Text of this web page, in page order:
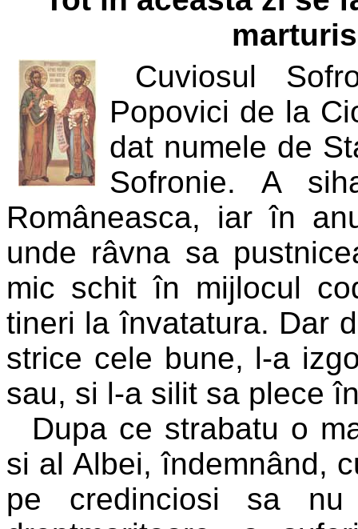
Cuviosul
Popovici de la
dat numele de
Sofronie. A
Româneasca, iar în
unde râvna sa
mic schit în mijlocul
tineri la învatatura. Dar
strice cele bune, l-a
sau, si l-a silit sa plece
Dupa ce strabatu o
si al Albei, îndemnând,
pe credinciosi sa